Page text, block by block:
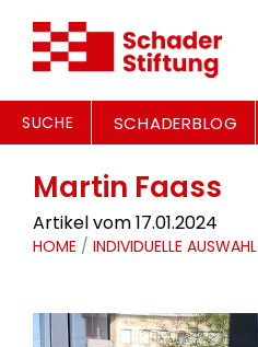
SUCHE SCHADERBLOG
Martin Faass
Artikel vom 17.01.2024
HOME / INDIVIDUELLE AUSWAHL